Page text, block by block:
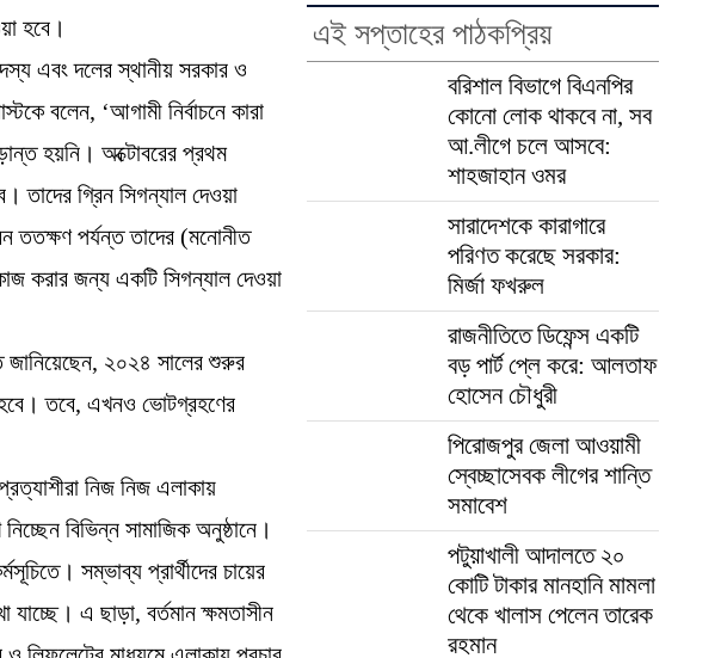
হবে।
এবং দলের স্থানীয় সরকার ও
বলেন, ‘আগামী নির্বাচনে কারা
হয়নি। অক্টোবরের প্রথম
তাদের গ্রিন সিগন্যাল দেওয়া
ততক্ষণ পর্যন্ত তাদের (মনোনীত
কাজ করার জন্য একটি সিগন্যাল দেওয়া
জানিয়েছেন, ২০২৪ সালের শুরুর
হবে। তবে, এখনও ভোটগ্রহণের
নিজ নিজ এলাকায়
বিভিন্ন সামাজিক অনুষ্ঠানে।
সম্ভাব্য প্রার্থীদের চায়ের
এ ছাড়া, বর্তমান ক্ষমতাসীন
এই সপ্তাহের পাঠকপ্রিয়
বরিশাল বিভাগে বিএনপির
কোনো লোক থাকবে না, সব
আ.লীগে চলে আসবে:
শাহজাহান ওমর
সারাদেশকে কারাগারে
পরিণত করেছে সরকার:
মির্জা ফখরুল
রাজনীতিতে ডিফেন্স একটি
বড় পার্ট প্লে করে: আলতাফ
হোসেন চৌধুরী
পিরোজপুর জেলা আওয়ামী
স্বেচ্ছাসেবক লীগের শান্তি
সমাবেশ
পটুয়াখালী আদালতে ২০
কোটি টাকার মানহানি মামলা
থেকে খালাস পেলেন তারেক
রহমান